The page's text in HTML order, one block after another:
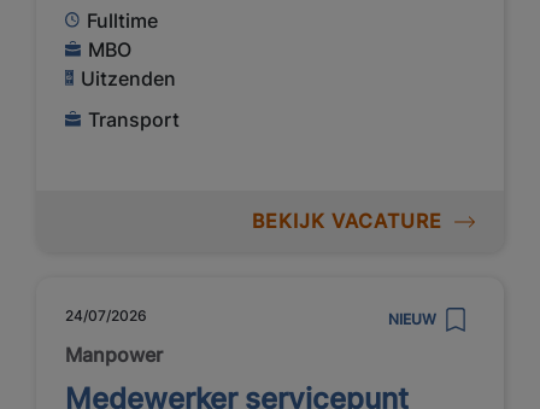
Fulltime
MBO
Uitzenden
Transport
BEKIJK VACATURE
24/07/2026 NIEUW
Manpower
Medewerker servicepunt